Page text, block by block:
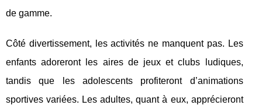
de gamme.
Côté divertissement, les activités ne manquent pas. Les
enfants adoreront les aires de jeux et clubs ludiques,
tandis que les adolescents profiteront d’animations
sportives variées. Les adultes, quant à eux, apprécieront